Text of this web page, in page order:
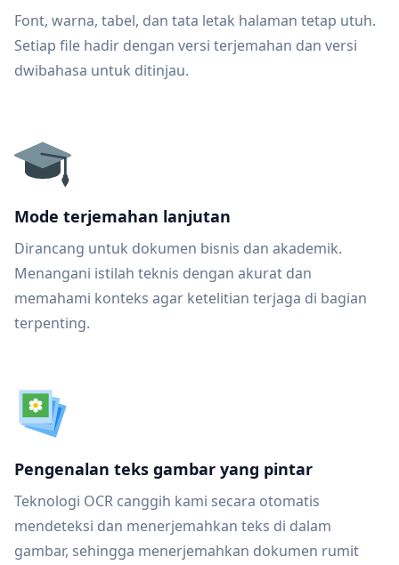
Font, warna, tabel, dan tata letak halaman tetap utuh.
Setiap file hadir dengan versi terjemahan dan versi
dwibahasa untuk ditinjau.
Mode terjemahan lanjutan
Dirancang untuk dokumen bisnis dan akademik.
Menangani istilah teknis dengan akurat dan
memahami konteks agar ketelitian terjaga di bagian
terpenting.
Pengenalan teks gambar yang pintar
Teknologi OCR canggih kami secara otomatis
mendeteksi dan menerjemahkan teks di dalam
gambar, sehingga menerjemahkan dokumen rumit